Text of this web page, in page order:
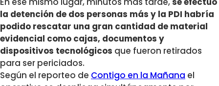
la detención de dos personas más y la PDI habría
podido rescatar una gran cantidad de material
evidencial como cajas, documentos y
dispositivos tecnológicos que fueron retirados
para ser periciados.
Según el reporteo de Contigo en la Mañana el